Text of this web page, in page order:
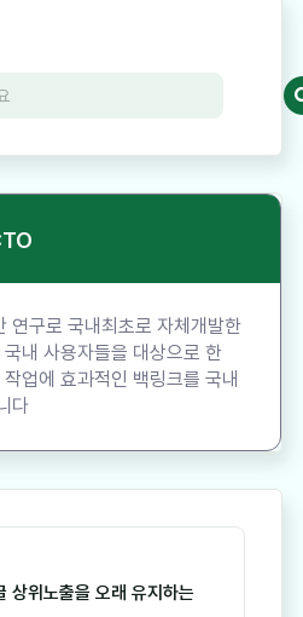
연구로 국내최초로 자체개발한
내 사용자들을 대상으로 한
업에 효과적인 백링크를 국내
다
상위노출을 오래 유지하는